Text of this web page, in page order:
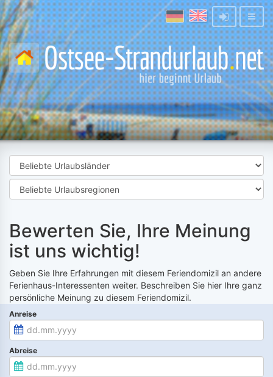
Bewerten Sie, Ihre Meinung
ist uns wichtig!
Geben Sie Ihre Erfahrungen mit diesem Feriendomizil an andere
Ferienhaus-Interessenten weiter. Beschreiben Sie hier Ihre ganz
persönliche Meinung zu diesem Feriendomizil.
Anreise
Abreise